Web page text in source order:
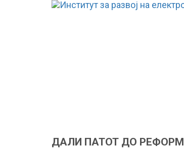
ДАЛИ ПАТОТ ДО